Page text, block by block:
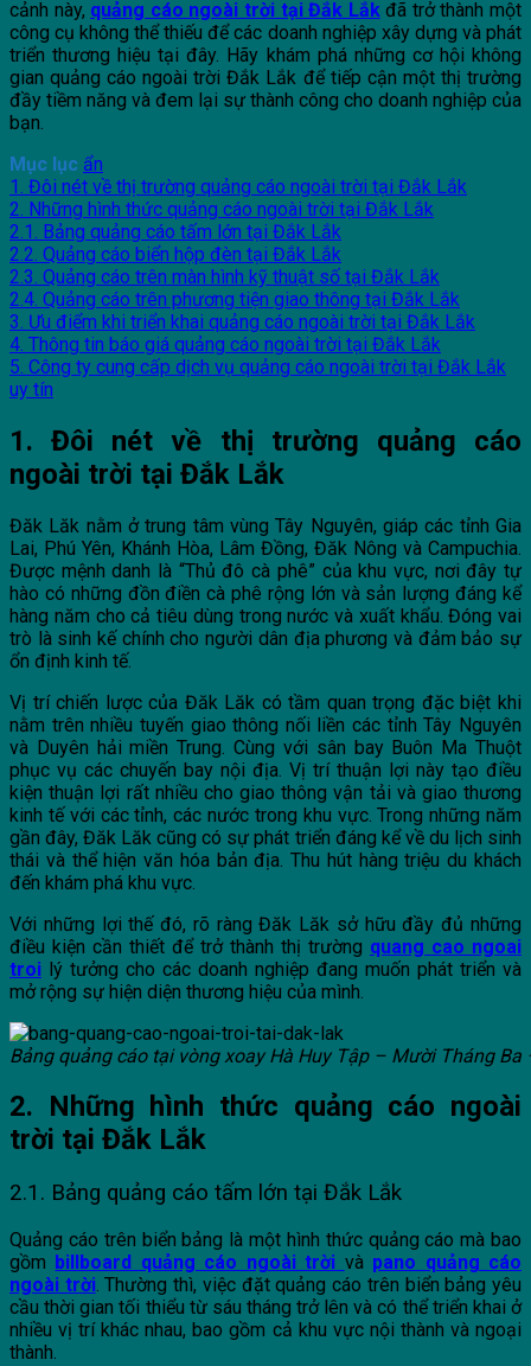
cảnh này, quảng cáo ngoài trời tại Đắk Lắkđã trở thành một
công cụ không thể thiếu để các doanh nghiệp xây dựng và phát
triển thương hiệu tại đây. Hãy khám phá những cơ hội không
gian quảng cáo ngoài trời Đắk Lắk để tiếp cận một thị trường
đầy tiềm năng và đem lại sự thành công cho doanh nghiệp của
bạn.
Mục lục ẩn
1. Đôi nét về thị trường quảng cáo ngoài trời tại Đắk Lắk
2. Những hình thức quảng cáo ngoài trời tại Đắk Lắk
2.1. Bảng quảng cáo tấm lớn tại Đắk Lắk
2.2. Quảng cáo biển hộp đèn tại Đắk Lắk
2.3. Quảng cáo trên màn hình kỹ thuật số tại Đắk Lắk
2.4. Quảng cáo trên phương tiện giao thông tại Đắk Lắk
3. Ưu điểm khi triển khai quảng cáo ngoài trời tại Đắk Lắk
4. Thông tin báo giá quảng cáo ngoài trời tại Đắk Lắk
5. Công ty cung cấp dịch vụ quảng cáo ngoài trời tại Đắk Lắk
uy tín
1. Đôi nét về thị trường quảng cáo
ngoài trời tại Đắk Lắk
Đăk Lăk nằm ở trung tâm vùng Tây Nguyên, giáp các tỉnh Gia
Lai, Phú Yên, Khánh Hòa, Lâm Đồng, Đăk Nông và Campuchia.
Được mệnh danh là “Thủ đô cà phê” của khu vực, nơi đây tự
hào có những đồn điền cà phê rộng lớn và sản lượng đáng kể
hàng năm cho cả tiêu dùng trong nước và xuất khẩu. Đóng vai
trò là sinh kế chính cho người dân địa phương và đảm bảo sự
ổn định kinh tế.
Vị trí chiến lược của Đăk Lăk có tầm quan trọng đặc biệt khi
nằm trên nhiều tuyến giao thông nối liền các tỉnh Tây Nguyên
và Duyên hải miền Trung. Cùng với sân bay Buôn Ma Thuột
phục vụ các chuyến bay nội địa. Vị trí thuận lợi này tạo điều
kiện thuận lợi rất nhiều cho giao thông vận tải và giao thương
kinh tế với các tỉnh, các nước trong khu vực. Trong những năm
gần đây, Đăk Lăk cũng có sự phát triển đáng kể về du lịch sinh
thái và thể hiện văn hóa bản địa. Thu hút hàng triệu du khách
đến khám phá khu vực.
Với những lợi thế đó, rõ ràng Đăk Lăk sở hữu đầy đủ những
điều kiện cần thiết để trở thành thị trường quang cao ngoai
troi lý tưởng cho các doanh nghiệp đang muốn phát triển và
mở rộng sự hiện diện thương hiệu của mình.
Bảng quảng cáo tại vòng xoay Hà Huy Tập – Mười Tháng Ba
2. Những hình thức quảng cáo ngoài
trời tại Đắk Lắk
2.1. Bảng quảng cáo tấm lớn tại Đắk Lắk
Quảng cáo trên biển bảng là một hình thức quảng cáo mà bao
gồm billboard quảng cáo ngoài trời và pano quảng cáo
ngoài trời. Thường thì, việc đặt quảng cáo trên biển bảng yêu
cầu thời gian tối thiểu từ sáu tháng trở lên và có thể triển khai ở
nhiều vị trí khác nhau, bao gồm cả khu vực nội thành và ngoại
thành.